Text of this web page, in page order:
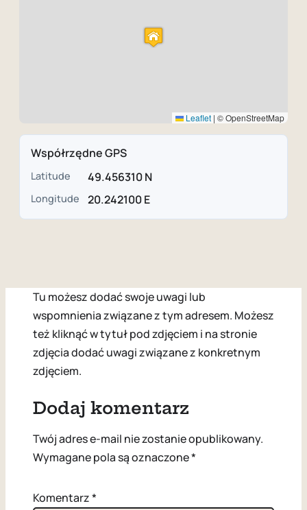
Leaflet | © OpenStreetMap
Współrzędne GPS
Latitude 49.456310 N
Longitude 20.242100 E
Tu możesz dodać swoje uwagi lub
wspomnienia związane z tym adresem. Możesz
też kliknąć w tytuł pod zdjęciem i na stronie
zdjęcia dodać uwagi związane z konkretnym
zdjęciem.
Dodaj komentarz
Twój adres e-mail nie zostanie opublikowany.
Wymagane pola są oznaczone*
Komentarz*